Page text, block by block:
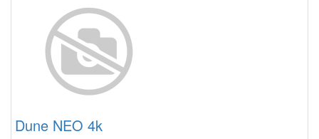
Dune NEO 4k